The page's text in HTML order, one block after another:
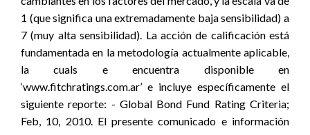
1 (que significa una extremadamente baja sensibilidad) a
7 (muy alta sensibilidad). La acción de calificación está
fundamentada en la metodología actualmente aplicable,
la cuals e encuentra disponible en
‘www.fitchratings.com.ar’ e incluye específicamente el
siguiente reporte: - Global Bond Fund Rating Criteria;
Feb, 10, 2010. El presente comunicado e información